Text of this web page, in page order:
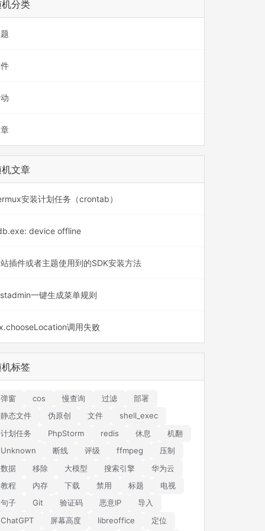
分类
文章
安装计划任务（crontab）
device offline
插件或者主题使用到的SDK安装方法
一键生成菜单规则
调用失败
标签
弹窗 cos 慢查询 过滤
部署
静态文件
伪原创 文件
shell_exec
计划任务
PhpStorm redis 休息
机翻
Unknown
断线 评级 ffmpeg
压制
数据
移除 大模型 搜索引擎
华为云
教程
内存 下载 禁用 标题
电视
句子
Git 验证码 恶意IP
导入
ChatGPT
屏幕高度 libreoffice 定位